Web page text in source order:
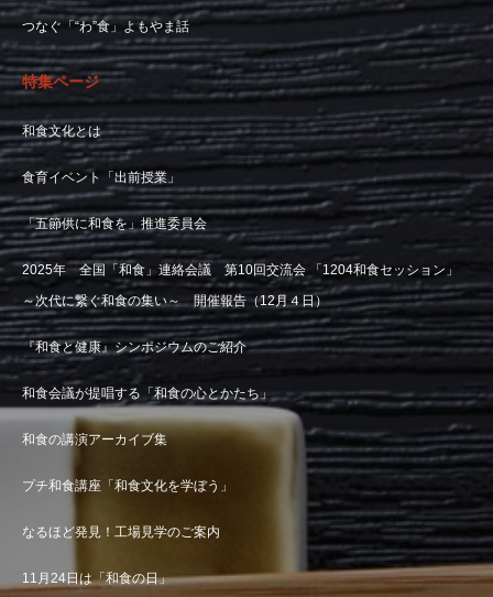
つなぐ「“わ”食」よもやま話
特集ページ
和食文化とは
食育イベント「出前授業」
「五節供に和食を」推進委員会
2025年 全国「和食」連絡会議 第10回交流会 「1204和食セッション」
～次代に繋ぐ和食の集い～ 開催報告（12月４日）
『和食と健康』シンポジウムのご紹介
和食会議が提唱する「和食の心とかたち」
和食の講演アーカイブ集
プチ和食講座「和食文化を学ぼう」
なるほど発見！工場見学のご案内
11月24日は「和食の日」